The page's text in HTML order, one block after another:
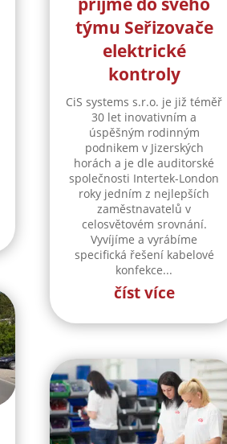
týmu Seřizovače
elektrické
kontroly
CiS systems s.r.o. je již téměř
30 let inovativním a
úspěšným rodinným
podnikem v Jizerských
horách a je dle auditorské
společnosti Intertek-London
roky jedním z nejlepších
zaměstnavatelů v
celosvětovém srovnání.
Vyvíjíme a vyrábíme
specifická řešení kabelové
konfekce...
číst více